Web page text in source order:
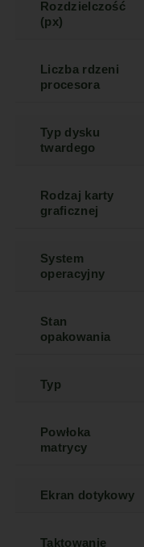
Rozdzielczość
(px)
Liczba rdzeni
procesora
Typ dysku
twardego
Rodzaj karty
graficznej
System
operacyjny
Stan
opakowania
Typ
Powłoka
matrycy
Ekran dotykowy
Taktowanie